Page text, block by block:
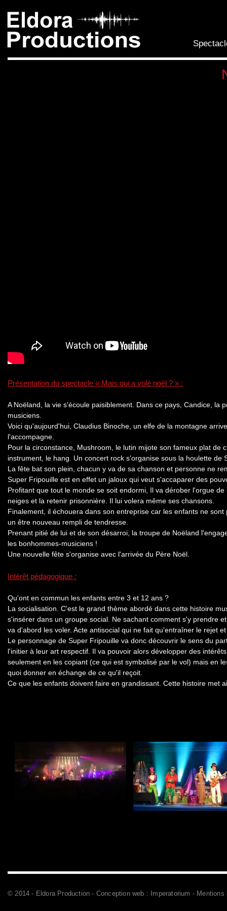
Présentation du spectacle « Mais qui a volé noël ? » :
A Noëland, la vie s'écoule paisiblement. Dans ce pays, Candice,
musiciens.
Voici qu'aujourd'hui, Claudius Binoche, un elfe de la montagne
l'accompagne.
Pour la circonstance, Mushroom, le lutin mijote son fameux plat
instrument, le hang. Un concert rock s'organise sous la houlette de
La fête bat son plein, chacun y va de sa chanson et personne ne
Super Fripouille est en effet un jaloux qui veut s'accaparer des
Profitant que tout le monde se soit endormi, Il va dérober l'orgue
neiges et la retenir prisonnière. Il lui volera même ses chansons.
Finalement, il échouera dans son entreprise car les enfants ne
un être nouveau rempli de tendresse.
Prenant pitié de lui et de son désarroi, la troupe de Noëland
les bonhommes-musiciens !
Une nouvelle fête s'organise avec l'arrivée du Père Noël.
Intérêt pédagogique :
Qu'ont en commun les enfants entre 3 et 12 ans ?
La socialisation. C'est le grand thème abordé dans cette histoire
s'insérer dans un groupe social. Ne sachant comment s'y prendre
va d'abord les voler. Acte antisocial qui ne fait qu'entraîner le rejet
Le personnage de Super Fripouille va donc découvrir le sens du
l'initier à leur art respectif. Il va pouvoir alors développer des
seulement en les copiant (ce qui est symbolisé par le vol) mais en
quoi donner en échange de ce qu'il reçoit.
Ce que les enfants doivent faire en grandissant. Cette histoire met
© 2014 - Eldora Production - Conception web : Imperatorium - Mentions